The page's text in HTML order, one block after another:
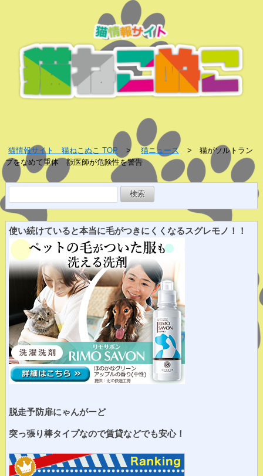
猫情報サイト 猫ねこぬこ TOP 猫ニュース
猫がソルトラン
プをなめて重体 獣医師が危険性を警告
索:
使い続けていると本当に毛がつきにくくなるスグレモノ！！
脱走予防扉にゃんがーど
突っ張り棒タイプなので賃貸などでも安心！